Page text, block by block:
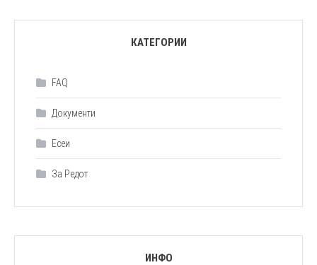
КАТЕГОРИИ
FAQ
Документи
Есеи
За Редот
ИНФО